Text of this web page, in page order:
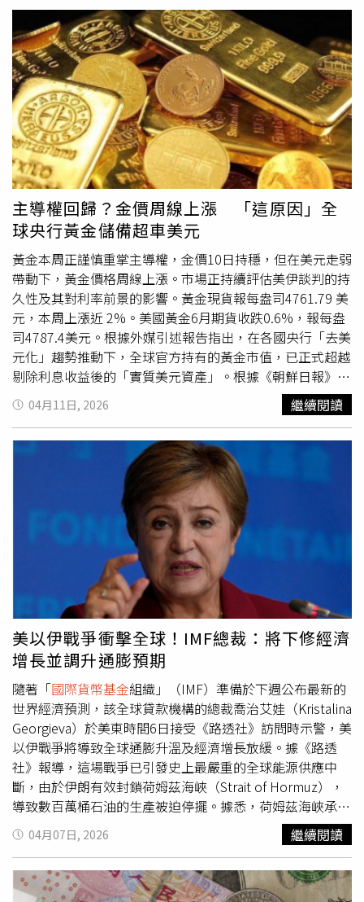
債券發行，合計募集265億元人民幣。
調了全球經濟增長預測。在此期間，中國經濟展現出一定程
度的韌性，第1季度錄得5%的整體增長，部分得益於其能源
多元化的努力。
們也應該意識到，外部環境正變得更加複雜與動盪，供給
強、需求弱之間的不平衡仍然嚴重，經濟增長基礎尚未鞏
固。」國家統計局的數據顯示，3月零售銷售同比增長
1.7%，優於萬得資訊預測的1.6%。由於春節假期的影響，
今年前2個月的數據通常會合併統計，而3月份零售銷售額較
去年同期成長2.8%。北京已將今年全年經濟增長目標設定
為4.5%至5%，較近年「約5%」的單一目標有所調整。作
為全球第2大經濟體，中國仍面臨國內需求疲弱與房地產市
場持續下行的壓力，同時外部環境也受到地緣政治緊張與貿
易不確定性的影響。中國第1季度固定資產投資整體同比增
長1.7%，高於萬得資訊預測的1.33%，也略高於前2個月的
1.8%增速。房地產投資去年對經濟構成重大拖累，今年前3
個月同比下降11.2%，較1至2月的11.1%跌幅略為惡化。中
國民間投資在第1季度則下降2.2%，此前1至2月下降
2.6%。工業產出在上月同比增長5.7%，低於1至2月的
6.3%。3月全國城鎮調查失業率為5.4%，高於2月的5.3%。
按季環比計算，中國經濟在今年前3個月增長1.3%。報導補
充，美以聯軍在2月28日談判期間偷襲伊朗，導致全球能源
與大宗商品價格飆升，即使7日開始出現為期2週的臨時停火
也無濟於事。全球能源最關鍵海上咽喉要道之一「荷姆茲海
峽」（Strait of Hormuz）的交通目前也幾乎停滯。雖然中
國今年前2個月的強勁出口表現，在一定程度上抵銷了第1季
度的外部壓力，但上月出口增長已明顯放緩。國際貨幣基金
組織（IMF）14日將中國2026年經濟增長預測從1月的4.5%
下調至4.4%，理由是國內活動疲弱以及伊朗戰爭的外溢效
應。IMF亦補充，大宗商品成本上升與通膨預期，將對世界
各國產生衝擊，因此該金融機構也下調全球GDP的增長預
測，以及美國與歐元區等主要經濟體的展望。
主導權回歸？金價周線上漲 「這原因」全
球央行黃金儲備超車美元
黃金本周正謹慎重掌主導權，金價10日持穩，但在美元走弱
帶動下，黃金價格周線上漲。市場正持續評估美伊談判的持
久性及其對利率前景的影響。黃金現貨報每盎司4761.79 美
元，本周上漲近 2%。美國黃金6月期貨收跌0.6%，報每盎
司4787.4美元。根據外媒引述報告指出，在各國央行「去美
元化」趨勢推動下，全球官方持有的黃金市值，已正式超越
剔除利息收益後的「實質美元資產」。根據《朝鮮日報》引
述彭博宏觀策略師Simon White指出，
國際貨幣基金
（IMF）公布全球央行持有總規模達7.5兆美元的資產中，包
含了數十年來美債所產生的利息，屬於「估值膨脹」；反觀
黃金本身不生息，兩者直接對比並不公平。剔除利息後反映
央行「主動購買」的美元資產規模僅約4兆美元。隨金價近
年大幅攀升，全球央行持有的3萬6520噸黃金，總市值已衝
上5.5兆至5.6兆美元。另外，美國政府債務持續攀升，赤字
規模擴大，市場擔心美元購買力將長期縮水。Simon White
指出，黃金現在不僅是抗通膨工具，更是防範美國財政失控
與信用風險的避免工具。
04月11日, 2026 繼續閱讀
美以伊戰爭衝擊全球！IMF總裁：將下修經濟
增長並調升通膨預期
隨著「國際貨幣基金組織」（IMF）準備於下週公布最新的
世界經濟預測，該全球貸款機構的總裁喬治艾娃（Kristalina
Georgieva）於美東時間6日接受《路透社》訪問時示警，美
以伊戰爭將導致全球通膨升溫及經濟增長放緩。據《路透
社》報導，這場戰爭已引發史上最嚴重的全球能源供應中
斷，由於伊朗有效封鎖荷姆茲海峽（Strait of Hormuz），
導致數百萬桶石油的生產被迫停擺。據悉，荷姆茲海峽承載
全球約20％的石油與天然氣運輸。喬治艾娃指出，即使戰爭
能迅速結束，IMF仍將在4月13日至18日於華盛頓
（Washington）舉行的IMF與「世界銀行」（WB）春季會
議期間，下修經濟成長預測，並同時上調通膨預期。IMF預
04月07日, 2026 繼續閱讀